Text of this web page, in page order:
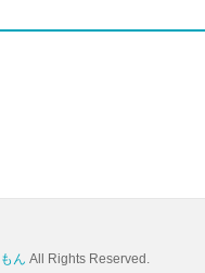
ん All Rights Reserved.